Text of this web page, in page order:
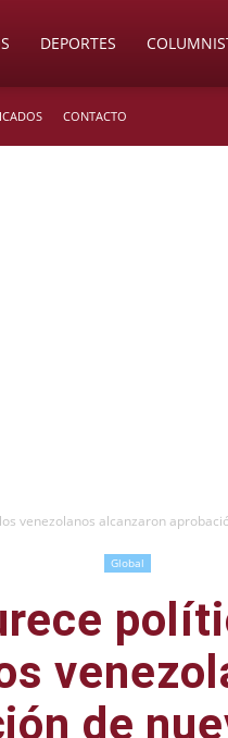
DEPORTES
CONTACTO
venezolanos alcanzaron
Global
de